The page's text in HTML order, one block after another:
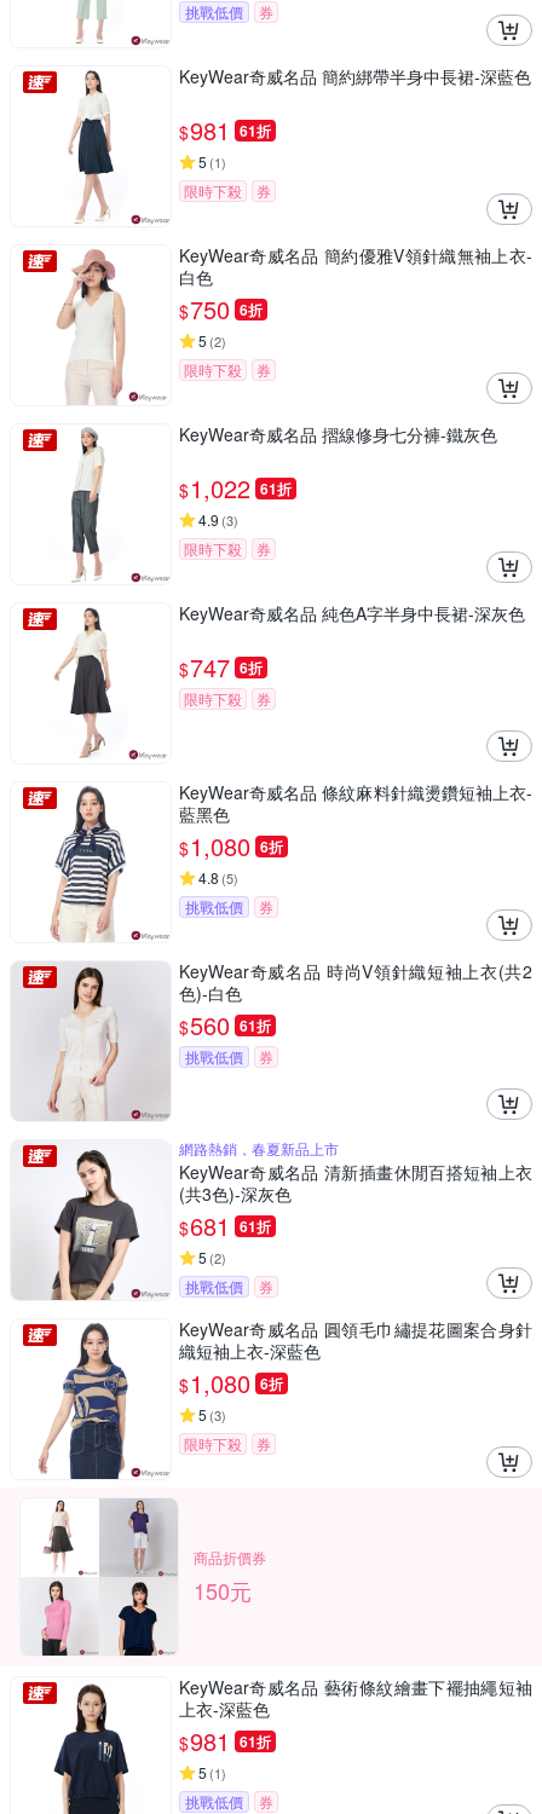
挑戰低價 券
KeyWear奇威名品 簡約綁帶半身中長裙-深藍色
$981 61折
5 (1)
限時下殺 券
KeyWear奇威名品 簡約優雅V領針織無袖上衣-
白色
$750 6折
5 (2)
限時下殺 券
KeyWear奇威名品 摺線修身七分褲-鐵灰色
$1,022 61折
4.9 (3)
限時下殺 券
KeyWear奇威名品 純色A字半身中長裙-深灰色
$747 6折
限時下殺 券
KeyWear奇威名品 條紋麻料針織燙鑽短袖上衣-
藍黑色
$1,080 6折
4.8 (5)
挑戰低價 券
KeyWear奇威名品 時尚V領針織短袖上衣(共2
色)-白色
$560 61折
挑戰低價 券
網路熱銷，春夏新品上市
KeyWear奇威名品 清新插畫休閒百搭短袖上衣
(共3色)-深灰色
$681 61折
5 (2)
挑戰低價 券
KeyWear奇威名品 圓領毛巾繡提花圖案合身針
織短袖上衣-深藍色
$1,080 6折
5 (3)
限時下殺 券
商品折價券
150元
KeyWear奇威名品 藝術條紋繪畫下襬抽繩短袖
上衣-深藍色
$981 61折
5 (1)
挑戰低價 券